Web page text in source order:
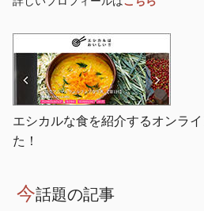
エシカルな食を紹介するオンラ
た！
今話題の記事